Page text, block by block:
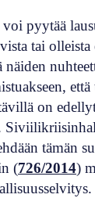
pyytää
tai
näiden
että
on
tämän
(726/2014)